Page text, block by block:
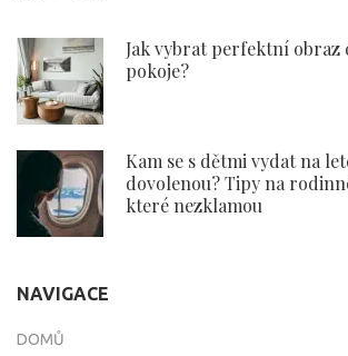
Jak vybrat perfektní obraz
pokoje?
Kam se s dětmi vydat na
dovolenou? Tipy na
které nezklamou
NAVIGACE
DOMŮ